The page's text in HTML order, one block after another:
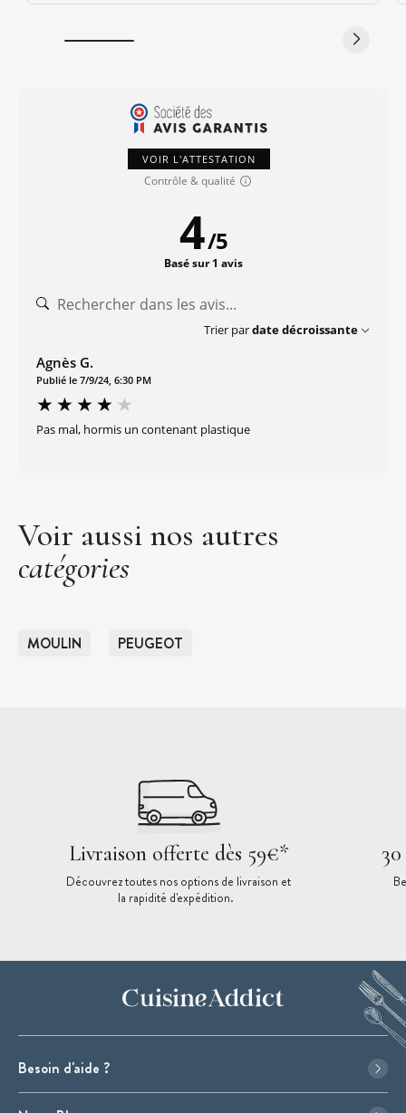
VOIR L'ATTESTATION
Contrôle & qualité
4/5
Basé sur 1 avis
Trier pardate décroissante
Agnès G.
Publié le 7/9/24, 6:30 PM
Pas mal, hormis un contenant plastique
Voir aussi nos autres
catégories
MOULIN PEUGEOT
Livraison offerte dès 59€*
Découvrez toutes nos options de livraison et
la rapidité d'expédition.
Besoin d'aide ?